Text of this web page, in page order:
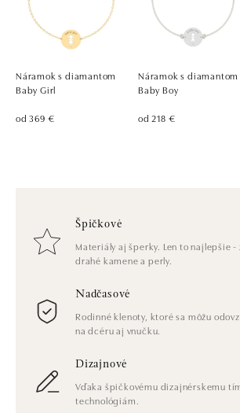
Náramok s diamantom
Baby Girl
od 369 €
Náramok s diamantom
Baby Boy
od 218 €
Špičkové
Materiály aj šperky. Len to najlepšie -
drahé kamene a perly.
Nadčasové
Rodinné klenoty, ktoré sa môžu
na dcéru aj vnučku.
Dizajnové
Vďaka špičkovému dizajnérskemu
technológiám.